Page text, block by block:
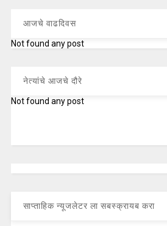
आजचे वाढदिवस
Not found any post
नेत्यांचे आजचे दौरे
Not found any post
साप्ताहिक न्यूजलेटर ला सबस्क्रायब करा